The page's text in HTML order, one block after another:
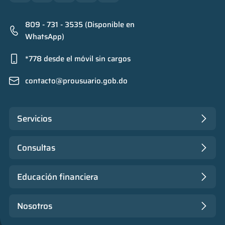
809 - 731 - 3535 (Disponible en
WhatsApp)
*778 desde el móvil sin cargos
contacto@prousuario.gob.do
Servicios
Consultas
Educación financiera
Nosotros